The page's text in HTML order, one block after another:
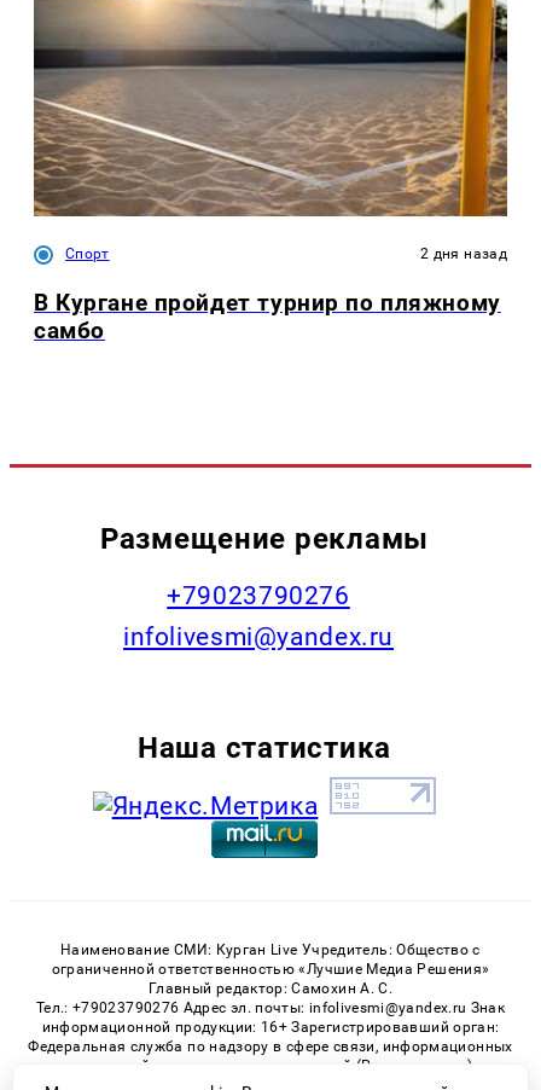
Спорт 2 дня назад
В Кургане пройдет турнир по пляжному
самбо
Размещение рекламы
+79023790276
infolivesmi@yandex.ru
Наша статистика
Наименование СМИ: Курган Live Учредитель: Общество с
ограниченной ответственностью «Лучшие Медиа Решения»
Главный редактор: Самохин А. С.
Тел.: +79023790276 Адрес эл. почты: infolivesmi@yandex.ru Знак
информационной продукции: 16+ Зарегистрировавший орган:
Федеральная служба по надзору в сфере связи, информационных
технологий и массовых коммуникаций (Роскомнадзор)
Регистрационный номер СМИ ЭЛ № ФС 77 - 82535 от 21.01.2022